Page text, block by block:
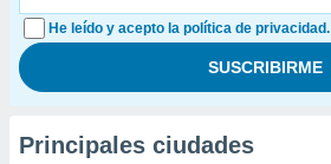
He leído y acepto la política de privacidad.
Principales ciudades